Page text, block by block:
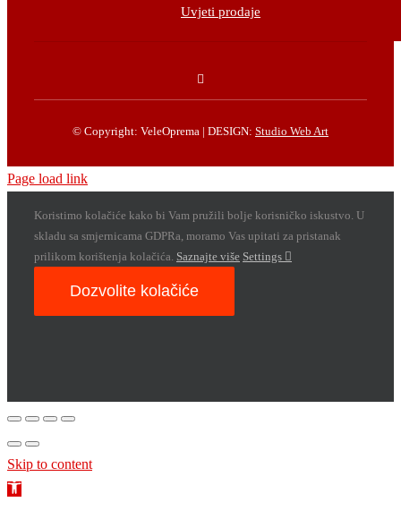
Uvjeti prodaje
© Copyright: VeleOprema | DESIGN: Studio Web Art
Page load link
Koristimo kolačiće kako bi Vam pružili bolje korisničko iskustvo. U
skladu sa smjernicama GDPRa, moramo Vas upitati za pristanak
prilikom korištenja kolačića. Saznajte više Settings
Dozvolite kolačiće
Skip to content
Open